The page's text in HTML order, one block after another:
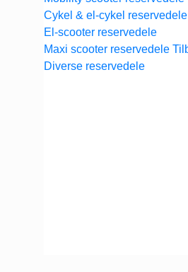
Cykel & el-cykel reservedele
El-scooter reservedele
Maxi scooter reservedele
Diverse reservedele